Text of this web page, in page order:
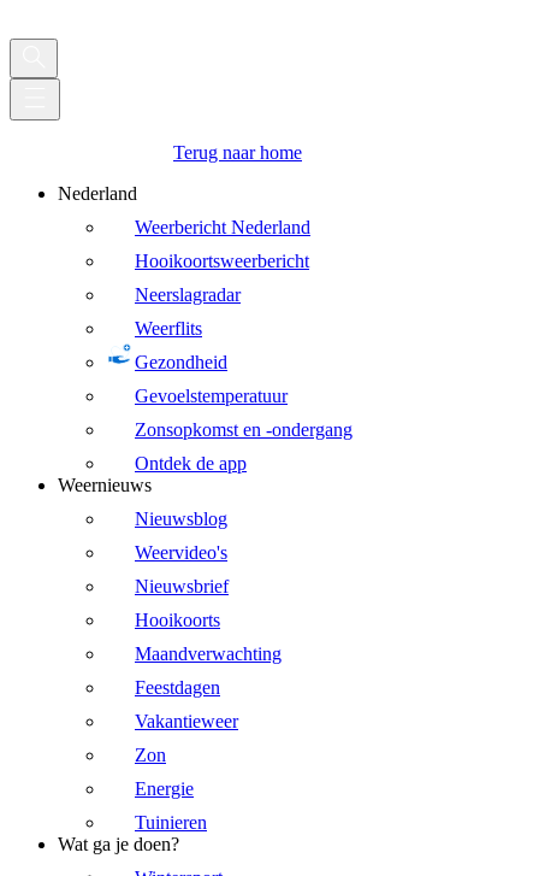
Terug naar home
Nederland
Weerbericht Nederland
Hooikoortsweerbericht
Neerslagradar
Weerflits
Gezondheid
Gevoelstemperatuur
Zonsopkomst en -ondergang
Ontdek de app
Weernieuws
Nieuwsblog
Weervideo's
Nieuwsbrief
Hooikoorts
Maandverwachting
Feestdagen
Vakantieweer
Zon
Energie
Tuinieren
Wat ga je doen?